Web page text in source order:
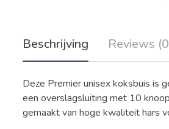
Beschrijving Reviews
Deze Premier unisex koksbuis is
een overslagsluiting met 10
gemaakt van hoge kwaliteit hars